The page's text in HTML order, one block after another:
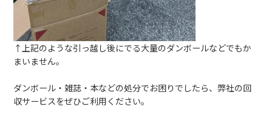
↑上記のような引っ越し後にでる大量のダンボールなどでもか
まいません。
ダンボール・雑誌・本などの処分でお困りでしたら、弊社の回
収サービスをぜひご利用ください。